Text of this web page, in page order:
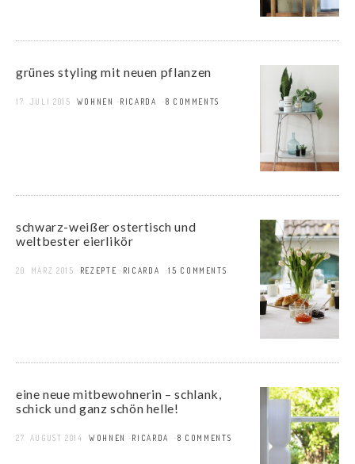
grünes styling mit neuen pflanzen
17. JULI 2015 WOHNEN RICARDA 8 COMMENTS
schwarz-weißer ostertisch und
weltbester eierlikör
20. MÄRZ 2015 REZEPTE RICARDA 15 COMMENTS
eine neue mitbewohnerin – schlank,
schick und ganz schön helle!
27. AUGUST 2014 WOHNEN RICARDA 8 COMMENTS